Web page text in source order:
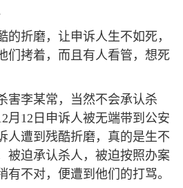
的折磨，让申诉人生不如死，
们拷着，而且有人看管，想死
害李某常，当然不会承认杀
月12日申诉人被无端带到公安
人遭到残酷折磨，真的是生不
被迫承认杀人，被迫按照办案
有不对，便遭到他们的打骂。